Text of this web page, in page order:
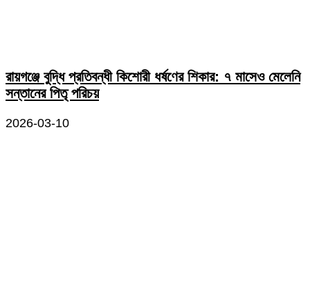
রায়গঞ্জে বুদ্ধি প্রতিবন্ধী কিশোরী ধর্ষণের শিকার: ৭ মাসেও মেলেনি
সন্তানের পিতৃ পরিচয়
2026-03-10